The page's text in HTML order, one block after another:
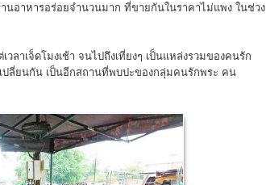
นอาหารอร่อยจำนวนมาก ที่ขายกันในราคาไม่แพง ในช่วง
วลาเจ็ดโมงเช้า จนไปถึงเที่ยงๆ เป็นแหล่งรวมของคนรัก
เปลี่ยนกัน เป็นอีกสถานที่พบปะของกลุ่มคนรักพระ คน